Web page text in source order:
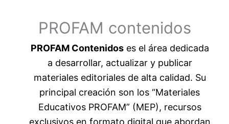
PROFAM contenidos
PROFAM Contenidoses el área dedicada
a desarrollar, actualizar y publicar
materiales editoriales de alta calidad. Su
principal creación son los “Materiales
Educativos PROFAM” (MEP), recursos
exclusivos en formato digital que abordan